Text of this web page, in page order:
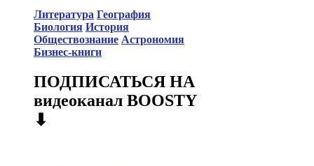
Литература География
Биология История
Обществознание Астрономия
Бизнес-книги
ПОДПИСАТЬСЯ НА
видеоканал BOOSTY
⬇